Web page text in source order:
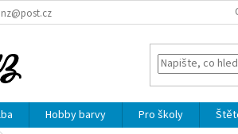
Hobby barvy Pro školy